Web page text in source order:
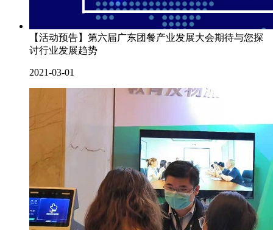
【活动预告】第六届广东团餐产业发展大会期待与您探
讨行业发展趋势
2021-03-01